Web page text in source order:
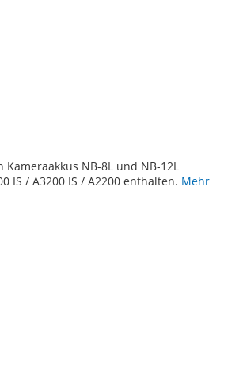
NB-8L und NB-12L
IS / A3200 IS / A2200 enthalten. Mehr